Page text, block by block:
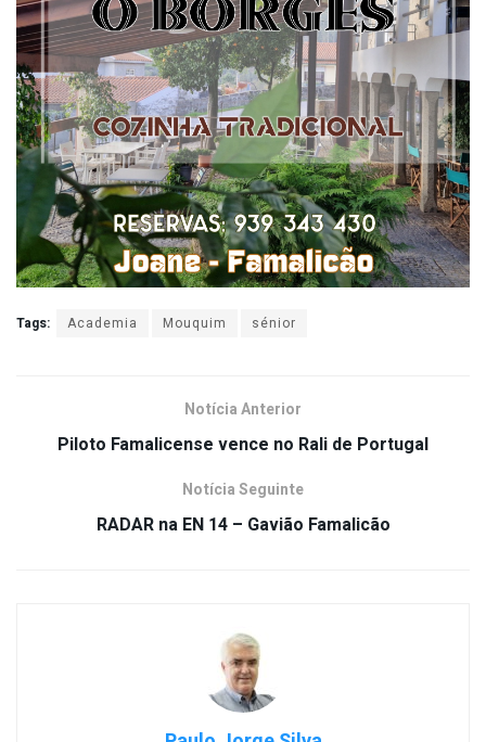
Tags: Academia Mouquim sénior
Notícia Anterior
Piloto Famalicense vence no Rali de Portugal
Notícia Seguinte
RADAR na EN 14 – Gavião Famalicão